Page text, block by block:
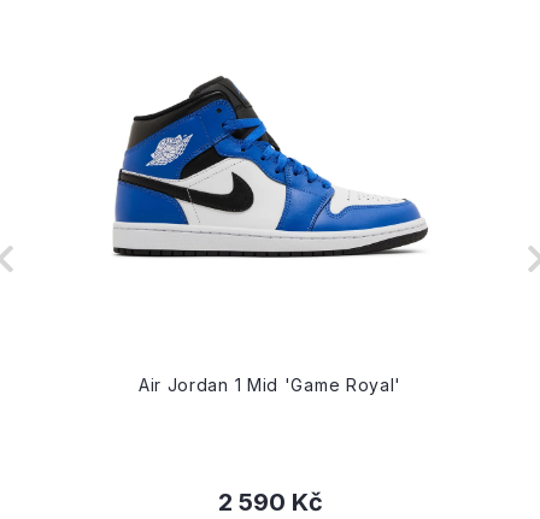
Air Jordan 1 Mid 'Game Royal'
2 590 Kč